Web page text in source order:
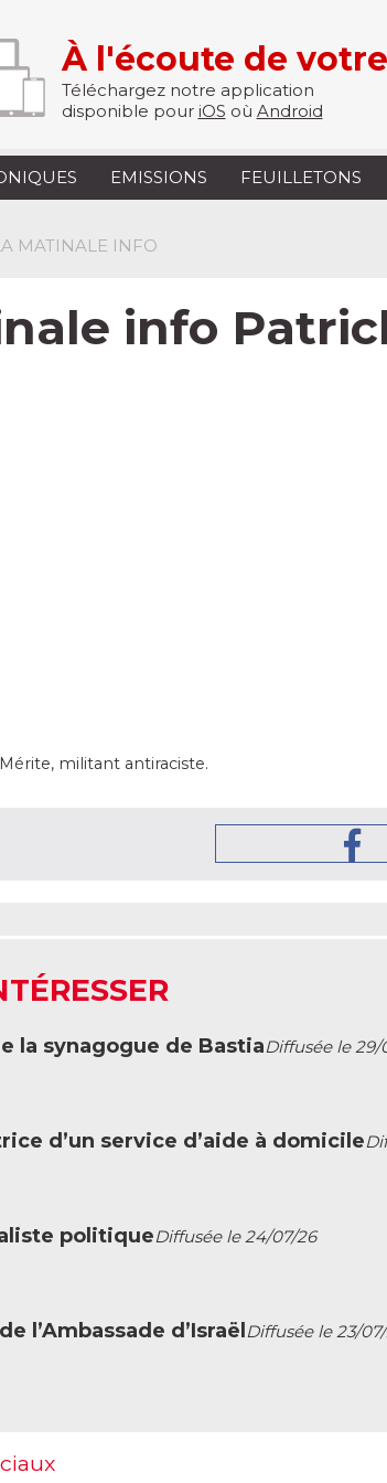
À l'écoute de
Téléchargez notre application
disponible pour iOS où Android
EMISSIONS FEUILLETONS
MATINALE INFO
info
militant antiraciste.
la synagogue de BastiaDiffusée le 29/
d’un service d’aide à domicile
politiqueDiffusée le 24/07/26
l’Ambassade d’Israël Diffusée le 23/